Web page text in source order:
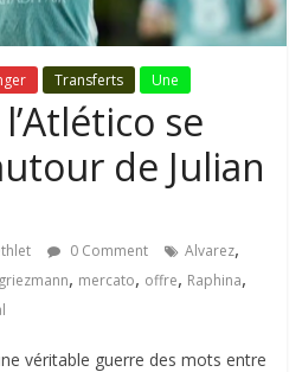
Transferts Une
se
de Julian
0 Comment Alvarez,
griezmann, mercato, offre, Raphina,
véritable guerre des mots entre